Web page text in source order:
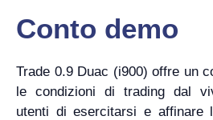
Conto demo
Trade 0.9 Duac (i900) offre un
le condizioni di trading dal
utenti di esercitarsi e affinare